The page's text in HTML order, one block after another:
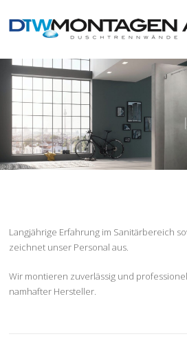
Inhalt
Langjährige Erfahrung im Sanitärbereich
zeichnet unser Personal aus.
Wir montieren zuverlässig und
namhafter Hersteller.